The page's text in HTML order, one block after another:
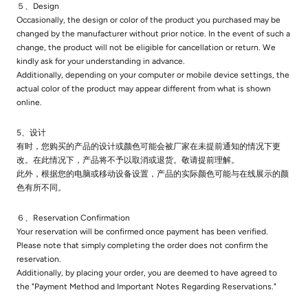
５、Design
Occasionally, the design or color of the product you purchased may be
changed by the manufacturer without prior notice. In the event of such a
change, the product will not be eligible for cancellation or return. We
kindly ask for your understanding in advance.
Additionally, depending on your computer or mobile device settings, the
actual color of the product may appear different from what is shown
online.
5、设计
有时，您购买的产品的设计或颜色可能会被厂家在未提前通知的情况下更
改。在此情况下，产品将不予以取消或退货。敬请提前理解。
此外，根据您的电脑或移动设备设置，产品的实际颜色可能与在线展示的颜
色有所不同。
６、Reservation Confirmation
Your reservation will be confirmed once payment has been verified.
Please note that simply completing the order does not confirm the
reservation.
Additionally, by placing your order, you are deemed to have agreed to
the "Payment Method and Important Notes Regarding Reservations."